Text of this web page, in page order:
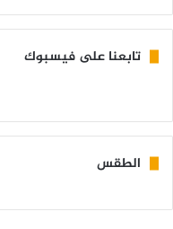
تابعنا على فيسبوك
الطقس